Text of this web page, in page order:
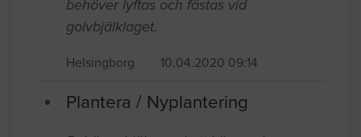
Isolering
behöver lyftas och fästas vid
golvbjälklaget.